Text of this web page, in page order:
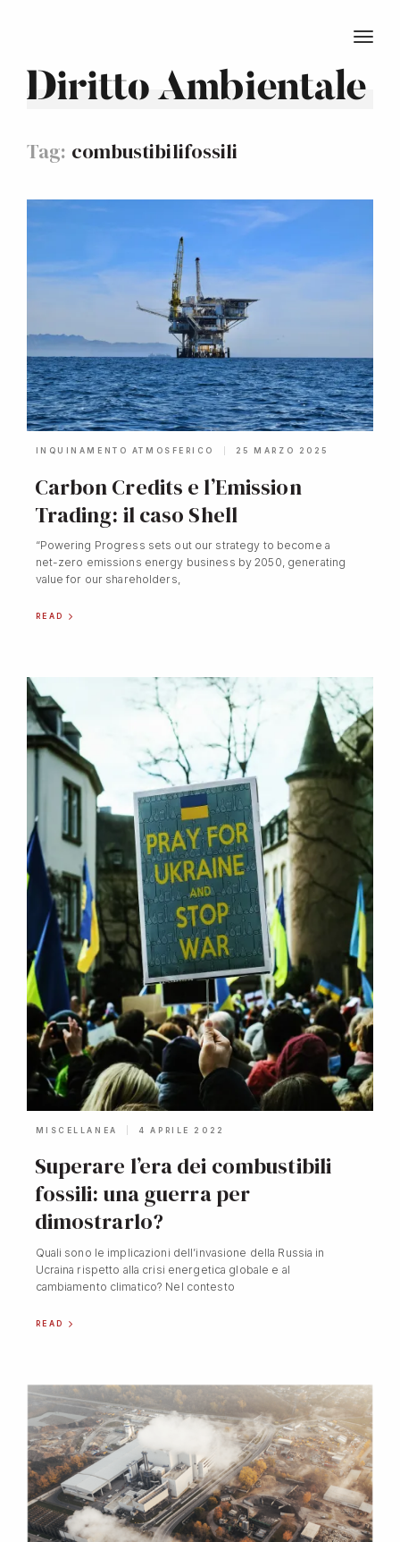
Diritto Ambientale
Tag: combustibilifossili
INQUINAMENTO ATMOSFERICO 25 MARZO 2025
Carbon Credits e l’Emission
Trading: il caso Shell
“Powering Progress sets out our strategy to become a
net-zero emissions energy business by 2050, generating
value for our shareholders,
READ
MISCELLANEA 4 APRILE 2022
Superare l’era dei combustibili
fossili: una guerra per
dimostrarlo?
Quali sono le implicazioni dell’invasione della Russia in
Ucraina rispetto alla crisi energetica globale e al
cambiamento climatico? Nel contesto
READ